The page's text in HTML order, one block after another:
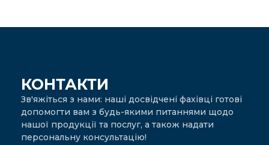
КОНТАКТИ
Зв'яжіться з нами: наші досвідчені фахівці готові
допомогти вам з будь-якими питаннями щодо
нашої продукції та послуг, а також надати
персональну консультацію!